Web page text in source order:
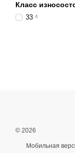
Класс
33 4
© 2026
Мобильная